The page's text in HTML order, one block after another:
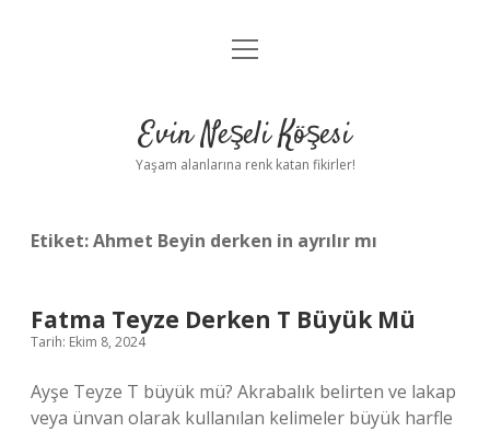
Anasayfa
Yasal Uyarı
menüyü
Evin Neşeli Köşesi
Yaşam alanlarına renk katan fikirler!
Etiket:Ahmet Beyin derken in ayrılır mı
Fatma Teyze Derken T Büyük Mü
Tarih: Ekim 8, 2024
Ayşe Teyze T büyük mü? Akrabalık belirten ve lakap
veya ünvan olarak kullanılan kelimeler büyük harfle